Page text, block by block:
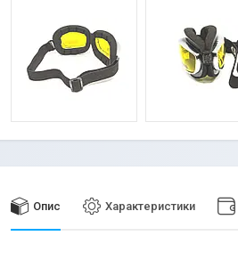
Опис Характеристики